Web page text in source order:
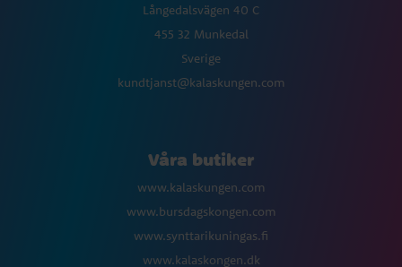
Långedalsvägen 40 C
455 32 Munkedal
Sverige
kundtjanst@kalaskungen.com
Våra butiker
www.kalaskungen.com
www.bursdagskongen.com
www.synttarikuningas.fi
www.kalaskongen.dk